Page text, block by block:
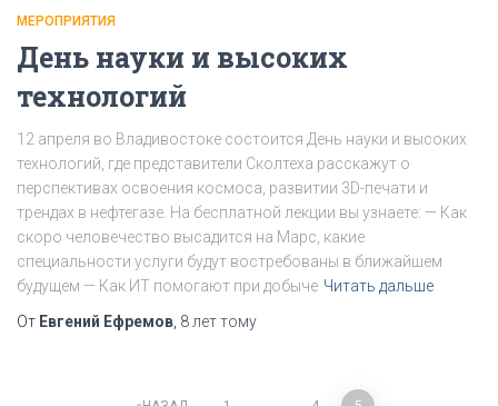
МЕРОПРИЯТИЯ
День науки и высоких
технологий
12 апреля во Владивостоке состоится День науки и высоких
технологий, где представители Сколтеха расскажут о
перспективах освоения космоса, развитии 3D-печати и
трендах в нефтегазе. На бесплатной лекции вы узнаете: — Как
скоро человечество высадится на Марс, какие
специальности услуги будут востребованы в ближайшем
будущем — Как ИТ помогают при добыче Читать дальше
От Евгений Ефремов 8 леттому